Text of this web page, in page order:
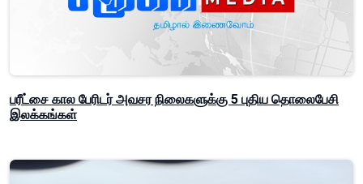
பரீட்சை கால பேரிடர் அவசர நிலைகளுக்கு 5 புதிய தொலைபேசி
இலக்கங்கள்